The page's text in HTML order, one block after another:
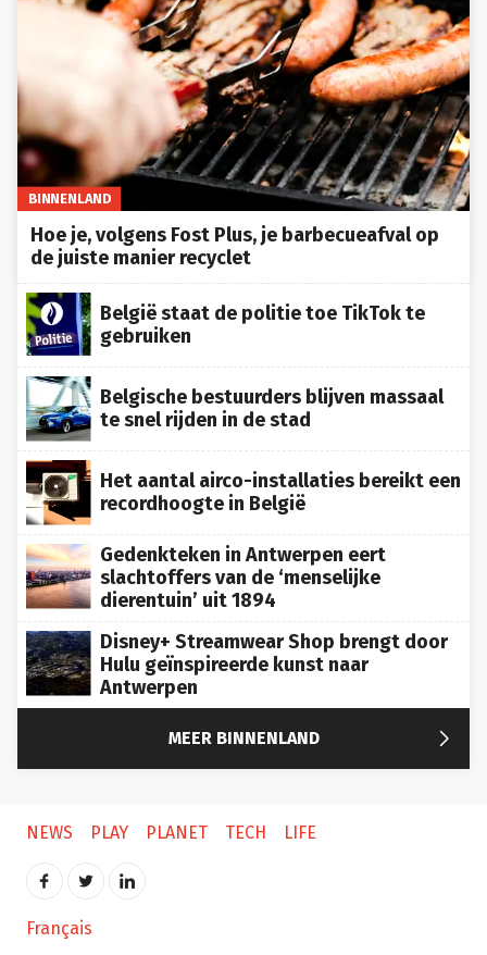
BINNENLAND
Hoe je, volgens Fost Plus, je barbecueafval op
de juiste manier recyclet
België staat de politie toe TikTok te
gebruiken
Belgische bestuurders blijven massaal
te snel rijden in de stad
Het aantal airco-installaties bereikt een
recordhoogte in België
Gedenkteken in Antwerpen eert
slachtoffers van de ‘menselijke
dierentuin’ uit 1894
Disney+ Streamwear Shop brengt door
Hulu geïnspireerde kunst naar
Antwerpen
MEER BINNENLAND 
NEWS PLAY PLANET TECH LIFE
Français